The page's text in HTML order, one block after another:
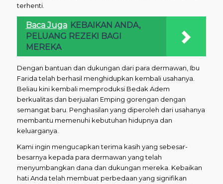
terhenti.
Baca Juga KEBAIKAN ANDA,
PELUANG REZEKI BAGI
MEREKA
Dengan bantuan dan dukungan dari para dermawan, Ibu
Farida telah berhasil menghidupkan kembali usahanya.
Beliau kini kembali memproduksi Bedak Adem
berkualitas dan berjualan Emping gorengan dengan
semangat baru. Penghasilan yang diperoleh dari usahanya
membantu memenuhi kebutuhan hidupnya dan
keluarganya.
Kami ingin mengucapkan terima kasih yang sebesar-
besarnya kepada para dermawan yang telah
menyumbangkan dana dan dukungan mereka. Kebaikan
hati Anda telah membuat perbedaan yang signifikan